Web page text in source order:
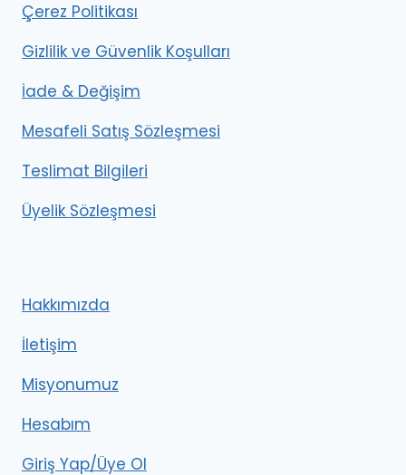
Çerez Politikası
Gizlilik ve Güvenlik Koşulları
İade & Değişim
Mesafeli Satış Sözleşmesi
Teslimat Bilgileri
Üyelik Sözleşmesi
Hakkımızda
İletişim
Misyonumuz
Hesabım
Giriş Yap/Üye Ol